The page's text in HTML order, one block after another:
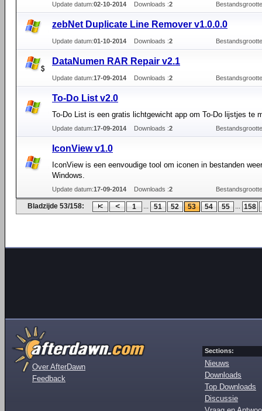
Update datum:02-10-2014 Downloads :2
zebNet Duplicate Line Remover v1.0.0.0
Update datum:01-10-2014 Downloads :2
DataNumen RAR Repair v2.1
Update datum:17-09-2014 Downloads :2
To-Do List v2.0
To-Do List is een gratis lichtgewicht app om To-Do lijstjes te
Update datum:17-09-2014 Downloads :2
IconView v1.0
IconView is een eenvoudige tool om iconen in bestanden
Windows.
Update datum:17-09-2014 Downloads :2
Bladzijde 53/158: 1 ... 51 52 53 54 55 ... 158
Over AfterDawn
Feedback
Sections:
Nieuws
Downloads
Top Downloads
Discussie